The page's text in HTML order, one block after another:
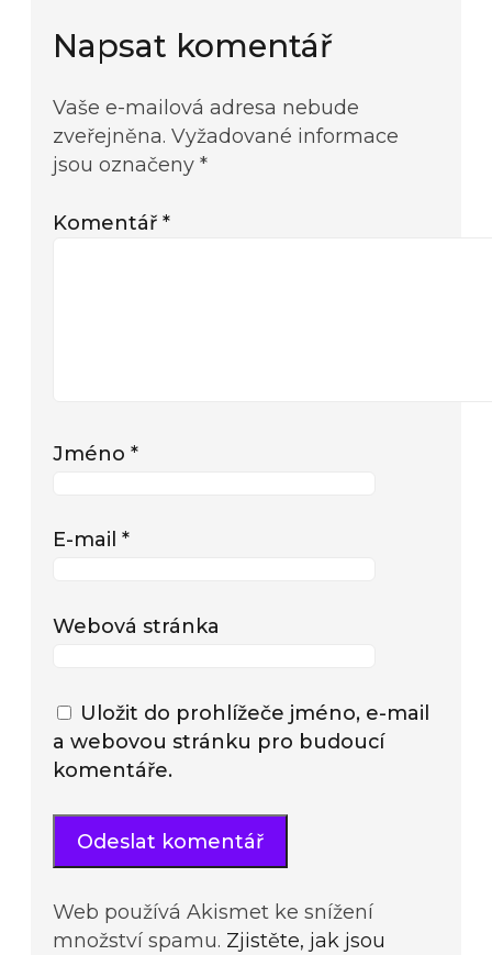
Napsat komentář
Vaše e-mailová adresa nebude
zveřejněna. Vyžadované informace
jsou označeny *
Komentář *
Jméno *
E-mail *
Webová stránka
Uložit do prohlížeče jméno, e-mail
a webovou stránku pro budoucí
komentáře.
Web používá Akismet ke snížení
množství spamu. Zjistěte, jak jsou